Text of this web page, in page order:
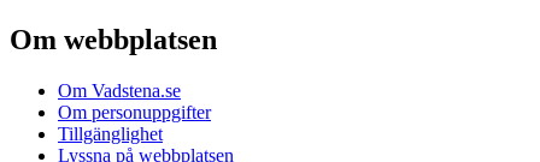
Om webbplatsen
Om Vadstena.se
Om personuppgifter
Tillgänglighet
Lyssna på webbplatsen